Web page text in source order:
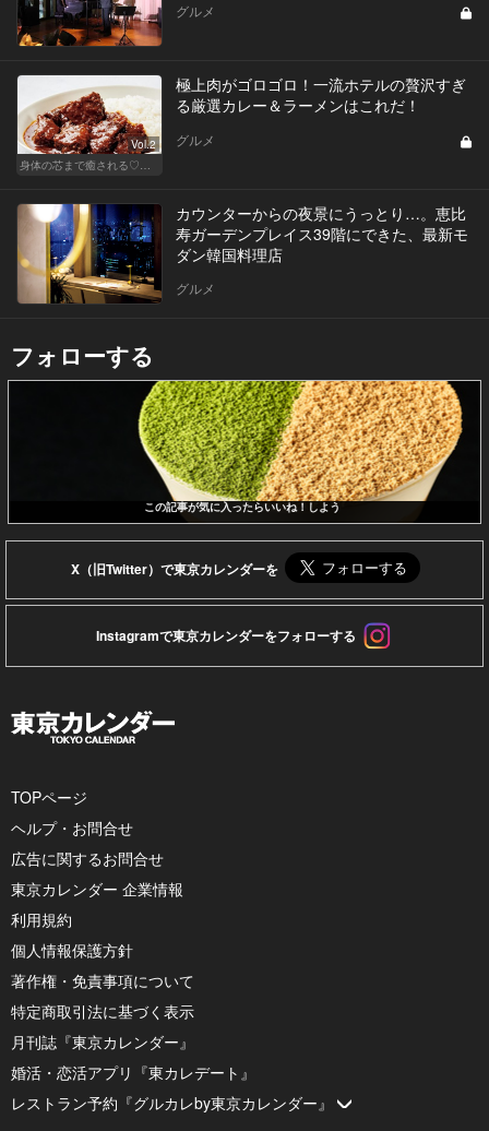
グルメ
Vol.2
極上肉がゴロゴロ！一流ホテルの贅沢すぎ
る厳選カレー＆ラーメンはこれだ！
グルメ
カウンターからの夜景にうっとり…。恵比
寿ガーデンプレイス39階にできた、最新モ
ダン韓国料理店
グルメ
フォローする
この記事が気に入ったらいいね！しよう
X（旧Twitter）で東京カレンダーを
Instagramで東京カレンダーをフォローする
TOPページ
ヘルプ・お問合せ
広告に関するお問合せ
東京カレンダー 企業情報
利用規約
個人情報保護方針
著作権・免責事項について
特定商取引法に基づく表示
月刊誌『東京カレンダー』
婚活・恋活アプリ『東カレデート』
レストラン予約『グルカレby東京カレンダー』